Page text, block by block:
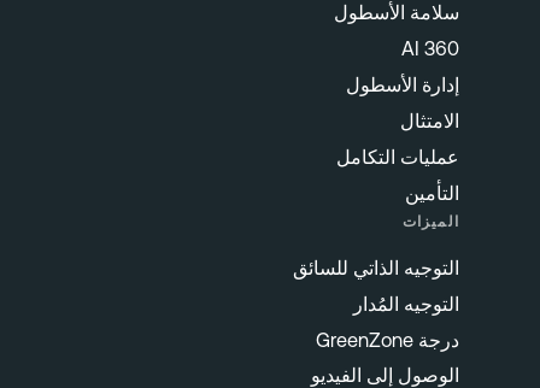
سلامة الأسطول
إدارة الأسطول
الامتثال
عمليات التكامل
التأمين
الميزات
التوجيه الذاتي للسائق
التوجيه المُدار
درجة GreenZone
الوصول إلى الفيديو